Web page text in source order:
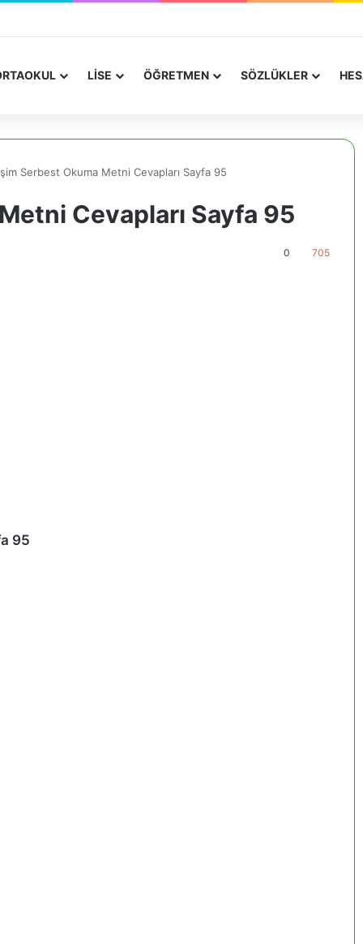
LİSE ÖĞRETMEN SÖZLÜKLER
Serbest Okuma Metni Cevapları Sayfa 95
Cevapları Sayfa 95
0 705
95